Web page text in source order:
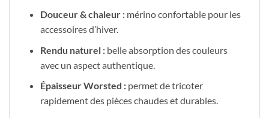
Douceur & chaleur :mérino confortable pour les
accessoires d’hiver.
Rendu naturel :belle absorption des couleurs
avec un aspect authentique.
Épaisseur Worsted :permet de tricoter
rapidement des pièces chaudes et durables.